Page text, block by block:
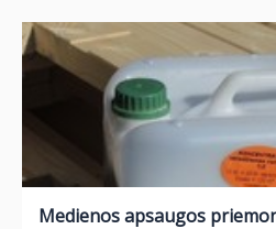
Medienos apsaugos